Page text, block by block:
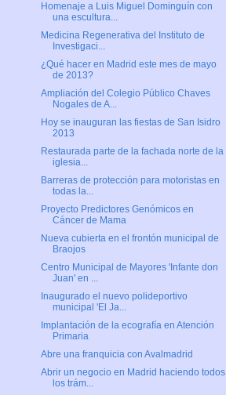
Homenaje a Luis Miguel Dominguín con
una escultura...
Medicina Regenerativa del Instituto de
Investigaci...
¿Qué hacer en Madrid este mes de mayo
de 2013?
Ampliación del Colegio Público Chaves
Nogales de A...
Hoy se inauguran las fiestas de San Isidro
2013
Restaurada parte de la fachada norte de la
iglesia...
Barreras de protección para motoristas en
todas la...
Proyecto Predictores Genómicos en
Cáncer de Mama
Nueva cubierta en el frontón municipal de
Braojos
Centro Municipal de Mayores 'Infante don
Juan' en ...
Inaugurado el nuevo polideportivo
municipal 'El Ja...
Implantación de la ecografía en Atención
Primaria
Abre una franquicia con Avalmadrid
Abrir un negocio en Madrid haciendo todos
los trám...